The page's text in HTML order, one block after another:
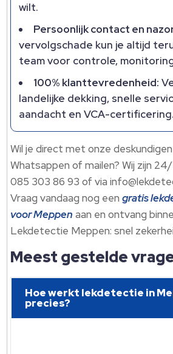
wilt.
Persoonlijk contact en
vervolgschade kun je altijd
team voor controle,
100% klanttevredenheid:
landelijke dekking, snelle
aandacht en VCA-certificering.
Wil je direct met onze
Whatsappen of mailen? Wij zijn
085 303 86 93 of via
Vraag vandaag nog eengratis
voor Meppen aan en ontvang
Lekdetectie Meppen: snel
Meest gestelde
Hoe werkt lekdetectie in
precies?